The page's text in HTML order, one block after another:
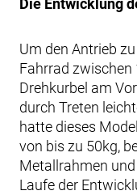
Die Entwicklung
Um den Antrieb
Fahrrad zwischen
Drehkurbel am
durch Treten
hatte dieses
von bis zu 50kg,
Metallrahmen
Laufe der